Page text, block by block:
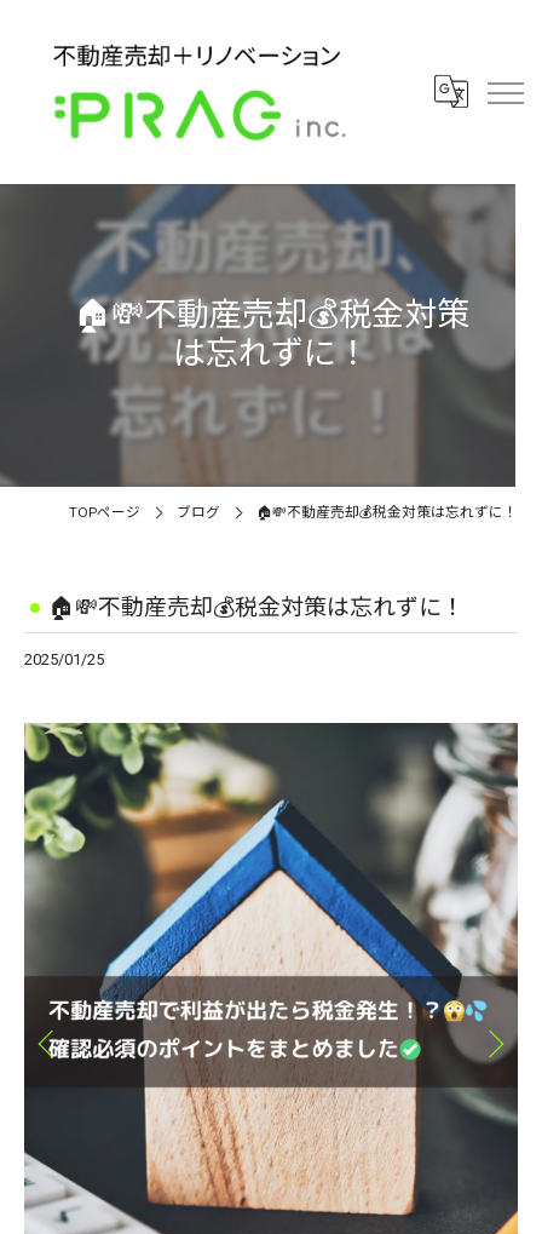
🏠💸不動産売却💰税金対策
は忘れずに！
TOPページ ブログ 🏠💸不動産売却💰税金対策は忘れずに！
🏠💸不動産売却💰税金対策は忘れずに！
2025/01/25